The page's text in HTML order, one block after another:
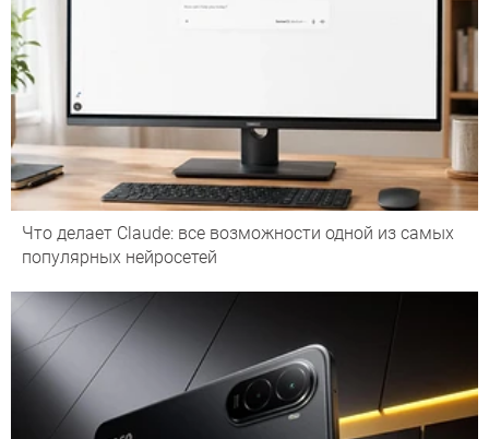
Что делает Сlaude: все возможности одной из самых
популярных нейросетей